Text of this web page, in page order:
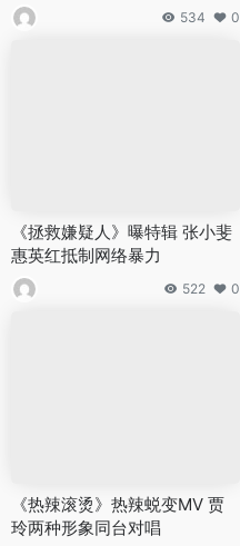
534 0
《拯救嫌疑人》曝特辑 张小斐
惠英红抵制网络暴力
522 0
《热辣滚烫》热辣蜕变MV 贾
玲两种形象同台对唱